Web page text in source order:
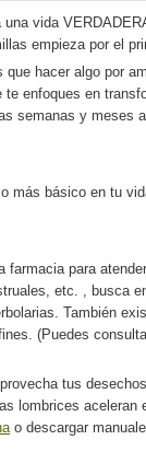
vida
empieza por el
hacer algo por
enfoques en
semanas y meses
más básico en tu
farmacia para
etc. , busca
También
(Puedes
tus
lombrices aceleran
o descargar